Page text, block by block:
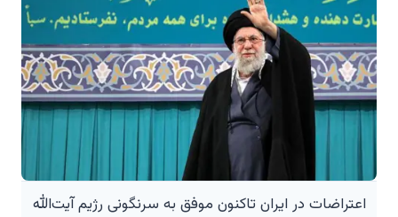
اعتراضات در ایران تاکنون موفق به سرنگونی رژیم آیت‌الله